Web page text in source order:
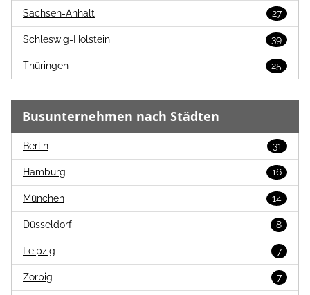
Sachsen-Anhalt 27
Schleswig-Holstein 39
Thüringen 25
Busunternehmen nach Städten
Berlin 31
Hamburg 16
München 14
Düsseldorf 8
Leipzig 7
Zörbig 7